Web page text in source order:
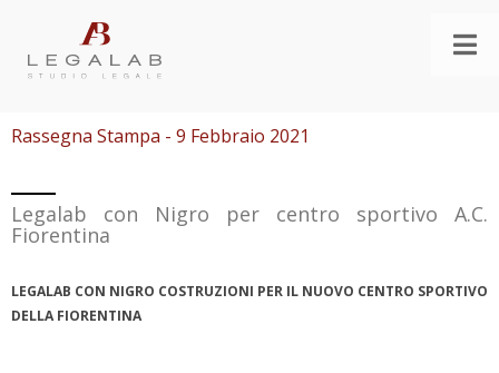
Rassegna Stampa - 9 Febbraio 2021
Legalab con Nigro per centro sportivo A.C.
Fiorentina
LEGALAB CON NIGRO COSTRUZIONI PER IL NUOVO CENTRO SPORTIVO
DELLA FIORENTINA